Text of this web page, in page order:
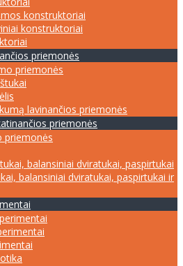
konstruktoriai
konstruktoriai
priemonės
priemonės
lavinančios priemonės
priemonės
priemonės
balansiniai dviratukai, paspirtukai
balansiniai dviratukai, paspirtukai ir